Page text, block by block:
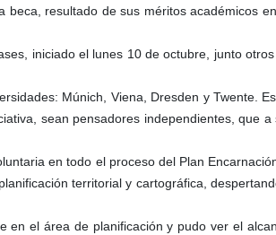
resultado de sus méritos académicos
iniciado el lunes 10 de octubre, junto
Múnich, Viena, Dresden y Twente.
sean pensadores independientes, que a
en todo el proceso del Plan
territorial y cartográfica,
en el área de planificación y pudo ver el